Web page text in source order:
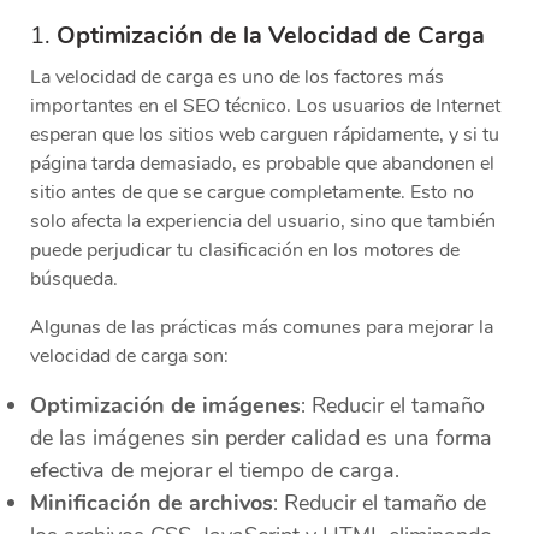
1. Optimización de la Velocidad de Carga
La velocidad de carga es uno de los factores más
importantes en el SEO técnico. Los usuarios de Internet
esperan que los sitios web carguen rápidamente, y si tu
página tarda demasiado, es probable que abandonen el
sitio antes de que se cargue completamente. Esto no
solo afecta la experiencia del usuario, sino que también
puede perjudicar tu clasificación en los motores de
búsqueda.
Algunas de las prácticas más comunes para mejorar la
velocidad de carga son:
Optimización de imágenes: Reducir el tamaño
de las imágenes sin perder calidad es una forma
efectiva de mejorar el tiempo de carga.
Minificación de archivos: Reducir el tamaño de